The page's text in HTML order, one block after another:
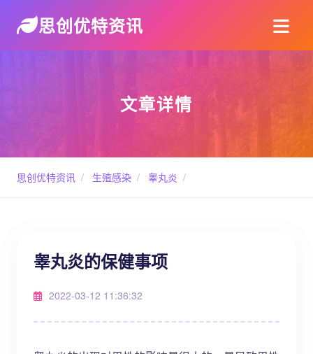
思创优特资讯
文章详情
思创优特资讯 / 生殖感染 / 睾丸炎 /
睾丸炎的保健事项
2022-03-12 11:36:32